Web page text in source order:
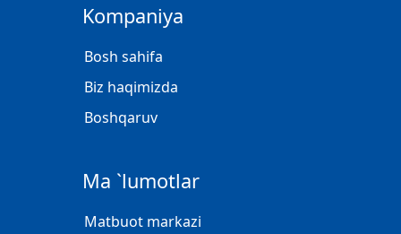
Kompaniya
Bosh sahifa
Biz haqimizda
Boshqaruv
Ma `lumotlar
Matbuot markazi